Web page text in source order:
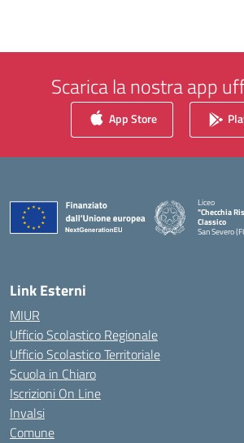
Scarica la nostra app
App Store
Liceo
"Checchia
Classico
San Severo
Link Esterni
MIUR
Ufficio Scolastico Regionale
Ufficio Scolastico Territoriale
Scuola in Chiaro
Iscrizioni On Line
Invalsi
Comune